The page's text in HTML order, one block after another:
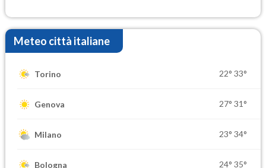
Meteo città italiane
Torino 22° 33°
Genova 27° 31°
Milano 23° 34°
Bologna 24° 35°